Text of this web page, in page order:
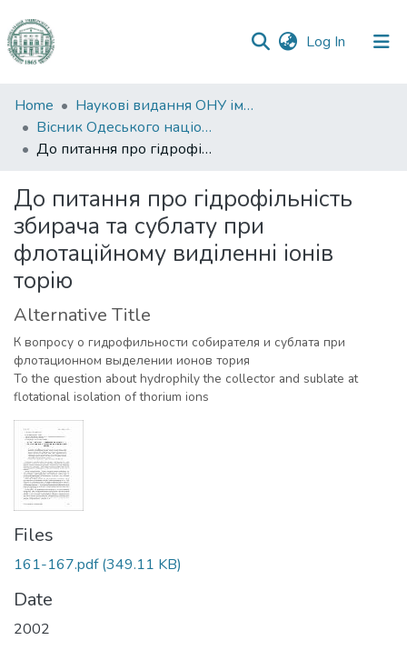
Log In (current)
Communities
&
Collections
Statistics
Home
Наукові видання ОНУ імені І. І. Мечникова
Вісник Одеського національного університету. Хімія
До питання про гідрофільність збирача та сублату при флотаційному виділенні іонів торію
До питання про гідрофільність
збирача та сублату при
флотаційному виділенні іонів
торію
Alternative Title
К вопросу о гидрофильности собирателя и сублата при
флотационном выделении ионов тория
To the question about hydrophily the collector and sublate at
flotational isolation of thorium ions
Files
161-167.pdf(349.11 KB)
Date
2002